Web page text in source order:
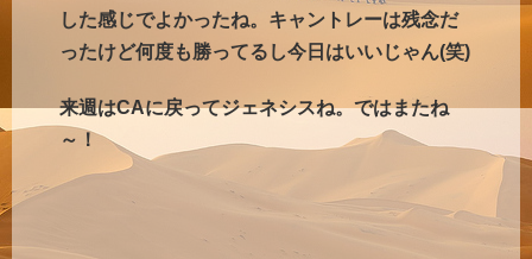
した感じでよかったね。キャントレーは残念だ
ったけど何度も勝ってるし今日はいいじゃん(笑)
来週はCAに戻ってジェネシスね。ではまたね
～！